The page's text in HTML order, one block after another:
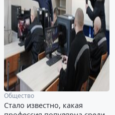
Общество
Стало известно, какая